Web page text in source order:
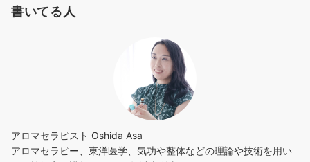
書いてる人
アロマセラピスト Oshida Asa
アロマセラピー、東洋医学、気功や整体などの理論や技術を用い